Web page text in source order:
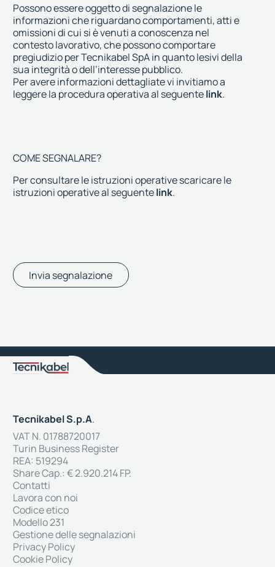
Possono essere oggetto di segnalazione le
informazioni che riguardano comportamenti, atti e
omissioni di cui si è venuti a conoscenza nel
contesto lavorativo, che possono comportare
pregiudizio per Tecnikabel SpA in quanto lesivi della
sua integrità o dell’interesse pubblico.
Per avere informazioni dettagliate vi invitiamo a
leggere la procedura operativa al seguentelink.
COME SEGNALARE?
Per consultare le istruzioni operative scaricare le
istruzioni operative al seguentelink.
Invia segnalazione
Tecnikabel S.p.A.
VAT N. 01788720017
Turin Business Register
REA: 519294
Share Cap.: € 2.920.214 FP.
Contatti
Lavora con noi
Codice etico
Modello 231
Gestione delle segnalazioni
Privacy Policy
Cookie Policy